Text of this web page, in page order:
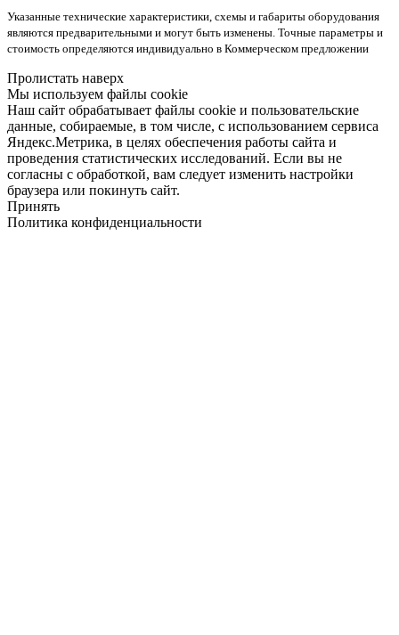
Указанные технические характеристики, схемы и габариты оборудования
являются предварительными и могут быть изменены. Точные параметры и
стоимость определяются индивидуально в Коммерческом предложении
Пролистать наверх
Мы используем файлы cookie
Наш сайт обрабатывает файлы cookie и пользовательские
данные, собираемые, в том числе, с использованием сервиса
Яндекс.Метрика, в целях обеспечения работы сайта и
проведения статистических исследований. Если вы не
согласны с обработкой, вам следует изменить настройки
браузера или покинуть сайт.
Принять
Политика конфиденциальности